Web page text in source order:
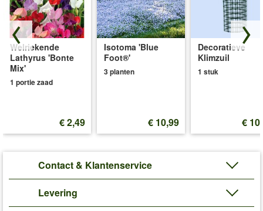
Welriekende
Lathyrus 'Bonte
Mix'
1 portie zaad
€ 2,49
Isotoma 'Blue
Foot®'
3 planten
€ 10,99
Decoratieve
Klimzuil
1 stuk
€
Contact & Klantenservice
Levering